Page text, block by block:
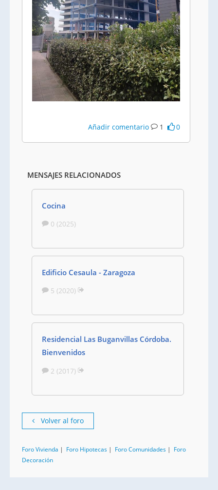
Añadir comentario 1 0
MENSAJES RELACIONADOS
Cocina
0 (2025)
Edificio Cesaula - Zaragoza
5 (2020)
Residencial Las Buganvillas Córdoba.
Bienvenidos
2 (2017)
Volver al foro
Foro Vivienda | Foro Hipotecas | Foro Comunidades | Foro
Decoración